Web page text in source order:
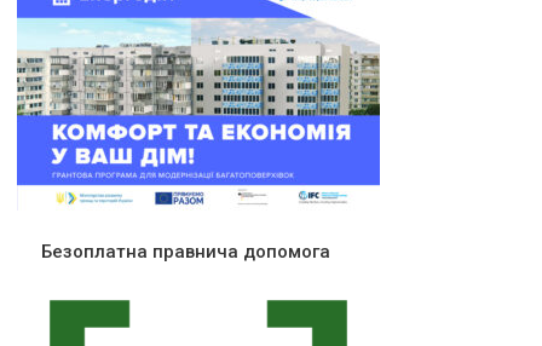
Безоплатна правнича допомога